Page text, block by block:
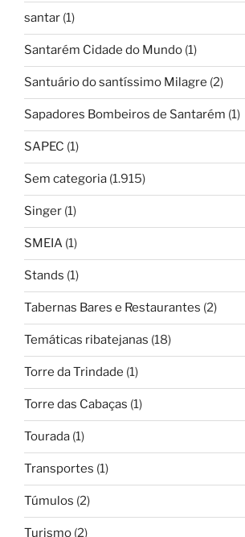
santar (1)
Santarém Cidade do Mundo (1)
Santuário do santíssimo Milagre (2)
Sapadores Bombeiros de Santarém (1)
SAPEC (1)
Sem categoria (1.915)
Singer (1)
SMEIA (1)
Stands (1)
Tabernas Bares e Restaurantes (2)
Temáticas ribatejanas (18)
Torre da Trindade (1)
Torre das Cabaças (1)
Tourada (1)
Transportes (1)
Túmulos (2)
Turismo (2)